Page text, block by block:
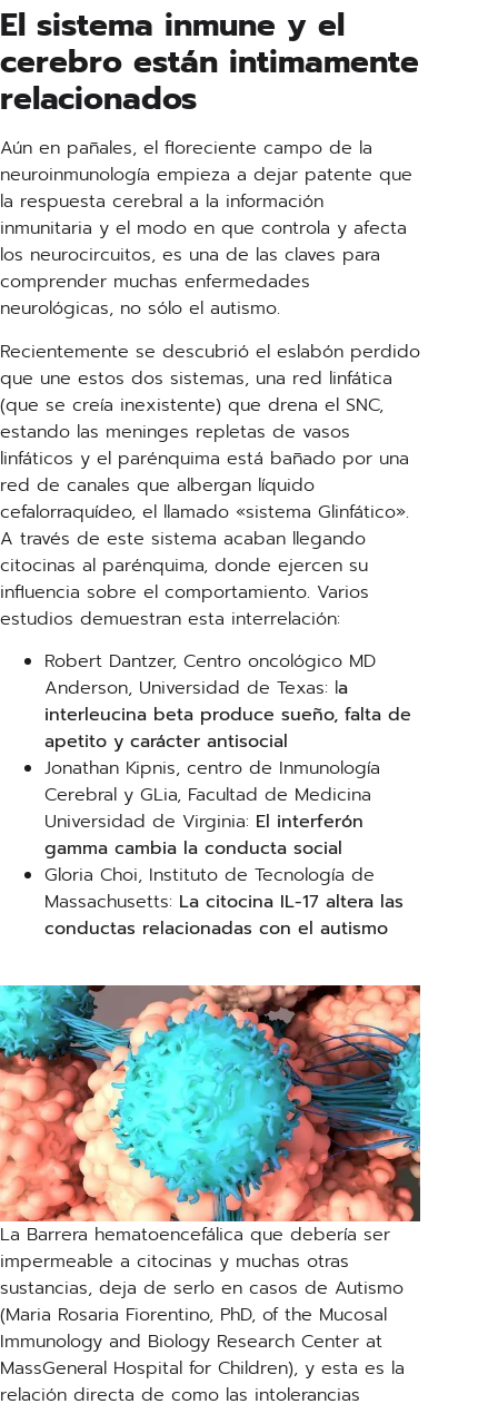
El sistema inmune y el
cerebro están intimamente
relacionados
Aún en pañales, el floreciente campo de la
neuroinmunología empieza a dejar patente que
la respuesta cerebral a la información
inmunitaria y el modo en que controla y afecta
los neurocircuitos, es una de las claves para
comprender muchas enfermedades
neurológicas, no sólo el autismo.
Recientemente se descubrió el eslabón perdido
que une estos dos sistemas, una red linfática
(que se creía inexistente) que drena el SNC,
estando las meninges repletas de vasos
linfáticos y el parénquima está bañado por una
red de canales que albergan líquido
cefalorraquídeo, el llamado «sistema Glinfático».
A través de este sistema acaban llegando
citocinas al parénquima, donde ejercen su
influencia sobre el comportamiento. Varios
estudios demuestran esta interrelación:
Robert Dantzer, Centro oncológico MD
Anderson, Universidad de Texas: la
interleucina beta produce sueño, falta de
apetito y carácter antisocial
Jonathan Kipnis, centro de Inmunología
Cerebral y GLia, Facultad de Medicina
Universidad de Virginia: El interferón
gamma cambia la conducta social
Gloria Choi, Instituto de Tecnología de
Massachusetts: La citocina IL-17 altera las
conductas relacionadas con el autismo
La Barrera hematoencefálica que debería ser
impermeable a citocinas y muchas otras
sustancias, deja de serlo en casos de Autismo
(Maria Rosaria Fiorentino, PhD, of the Mucosal
Immunology and Biology Research Center at
MassGeneral Hospital for Children), y esta es la
relación directa de como las intolerancias